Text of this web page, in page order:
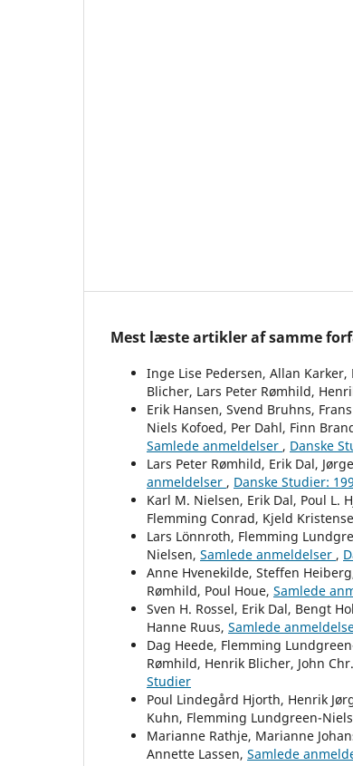
Mest læste artikler af samme
Inge Lise Pedersen, Allan
Blicher, Lars Peter Rømhild,
Erik Hansen, Svend Bruhns,
Niels Kofoed, Per Dahl, Finn
Samlede anmeldelser , Danske
Lars Peter Rømhild, Erik Dal,
anmeldelser , Danske Studier:
Karl M. Nielsen, Erik Dal, Poul L.
Flemming Conrad, Kjeld
Lars Lönnroth, Flemming
Nielsen, Samlede anmeldelser ,
Anne Hvenekilde, Steffen
Rømhild, Poul Houe, Samlede
Sven H. Rossel, Erik Dal, Bengt
Hanne Ruus, Samlede
Dag Heede, Flemming
Rømhild, Henrik Blicher, John
Studier
Poul Lindegård Hjorth, Henrik
Kuhn, Flemming Lundgreen-
Marianne Rathje, Marianne
Annette Lassen, Samlede